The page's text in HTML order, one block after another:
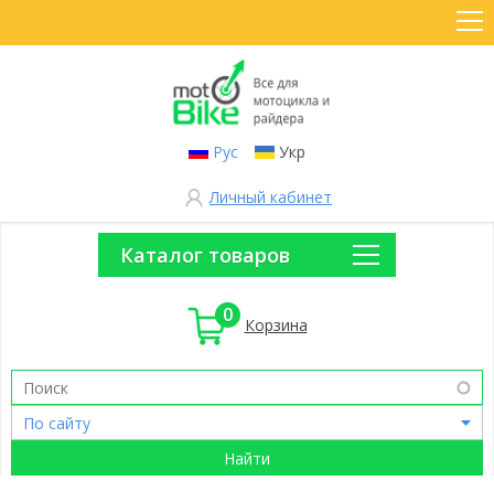
Рус Укр
Личный кабинет
Каталог товаров
0 Корзина